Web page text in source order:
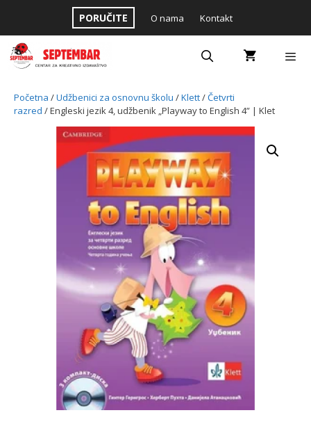
content
PORUČITE O nama Kontakt
Početna /Udžbenici za osnovnu školu /Klett/Četvrti
razred / Engleski jezik 4, udžbenik „Playway to English 4” | Klet